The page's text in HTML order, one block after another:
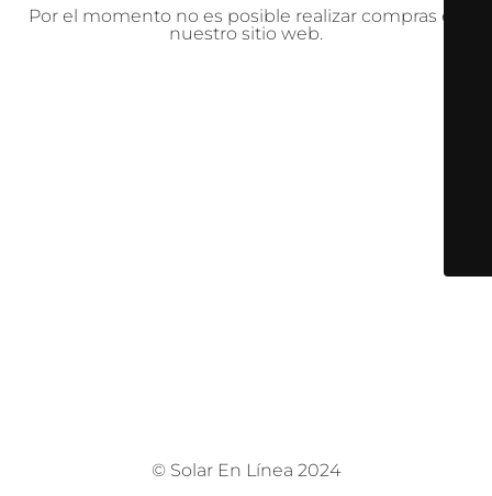
Por el momento no es posible realizar compras en
nuestro sitio web.
© Solar En Línea 2024